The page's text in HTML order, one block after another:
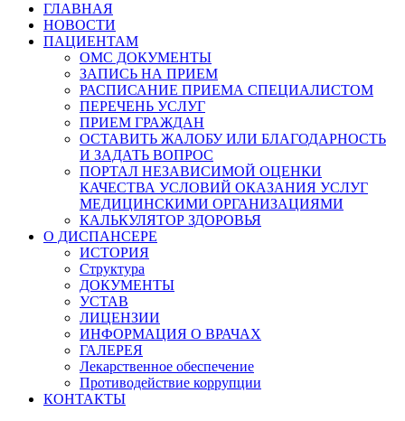
ГЛАВНАЯ
НОВОСТИ
ПАЦИЕНТАМ
ОМС ДОКУМЕНТЫ
ЗАПИСЬ НА ПРИЕМ
РАСПИСАНИЕ ПРИЕМА СПЕЦИАЛИСТОМ
ПЕРЕЧЕНЬ УСЛУГ
ПРИЕМ ГРАЖДАН
ОСТАВИТЬ ЖАЛОБУ ИЛИ БЛАГОДАРНОСТЬ
И ЗАДАТЬ ВОПРОС
ПОРТАЛ НЕЗАВИСИМОЙ ОЦЕНКИ
КАЧЕСТВА УСЛОВИЙ ОКАЗАНИЯ УСЛУГ
МЕДИЦИНСКИМИ ОРГАНИЗАЦИЯМИ
КАЛЬКУЛЯТОР ЗДОРОВЬЯ
О ДИСПАНСЕРЕ
ИСТОРИЯ
Структура
ДОКУМЕНТЫ
УСТАВ
ЛИЦЕНЗИИ
ИНФОРМАЦИЯ О ВРАЧАХ
ГАЛЕРЕЯ
Лекарственное обеспечение
Противодействие коррупции
КОНТАКТЫ